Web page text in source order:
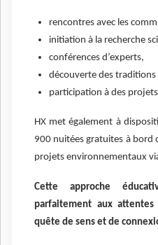
rencontres avec les
initiation à la recherche
conférences d’experts,
découverte des traditions
participation à des
HX met également à
900 nuitées gratuites à bord
projets environnementaux
Cette approche
parfaitement aux
quête de sens et de